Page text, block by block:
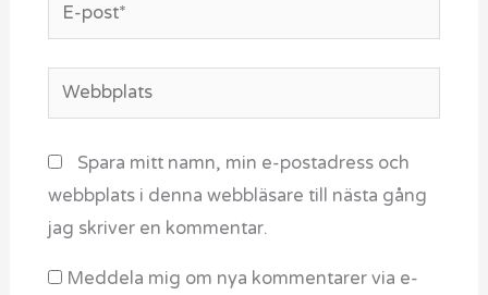
post*
Webbplats
Spara mitt namn, min e-postadress och
webbplats i denna webbläsare till nästa gång
jag skriver en kommentar.
Meddela mig om nya kommentarer via e-